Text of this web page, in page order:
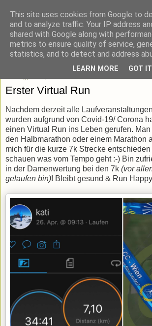
blick-punkt[e..]
Momentaufnahmen von unterwegs &
Erster Virtual Run
Nachdem derzeit alle
wurden aufgrund von Covid-19/ Corona
einen Virtual Run ins Leben gerufen.
den Halbmarathon oder einem Marathon
mich für die kurze 7k Strecke entschieden
schauen was vom Tempo geht :-) Bin
in der Damenwertung bei den 7k (vor
gelaufen bin)! Bleibt gesund & Run
This site uses cookies from Google to
and to analyze traffic. Your IP address
shared with Google along with
metrics to ensure quality of service,
statistics, and to detect and address
LEARN MORE GOT IT